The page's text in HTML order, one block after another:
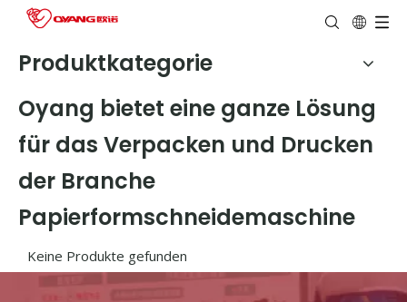
Produktkategorie
Oyang bietet eine ganze Lösung
für das Verpacken und Drucken
der Branche
Papierformschneidemaschine
Keine Produkte gefunden